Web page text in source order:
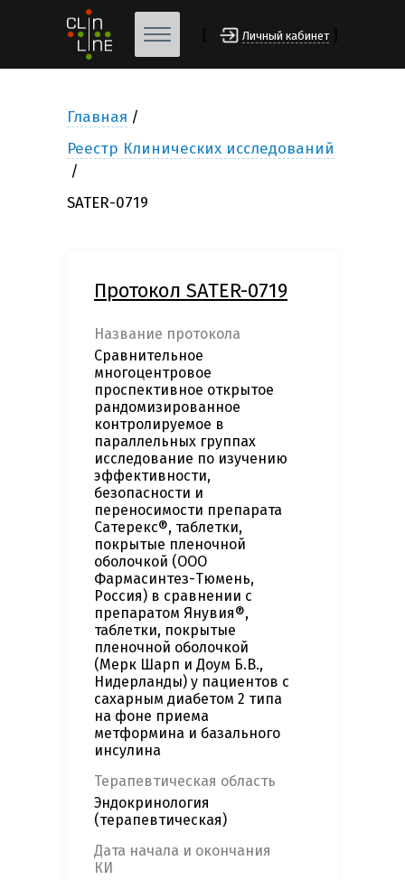
Личный кабинет
Главная
Реестр Клинических исследований
SATER-0719
Протокол SATER-0719
Название протокола
Сравнительное
многоцентровое
проспективное открытое
рандомизированное
контролируемое в
параллельных группах
исследование по изучению
эффективности,
безопасности и
переносимости препарата
Сатерекс®, таблетки,
покрытые пленочной
оболочкой (ООО
Фармасинтез-Тюмень,
Россия) в сравнении с
препаратом Янувия®,
таблетки, покрытые
пленочной оболочкой
(Мерк Шарп и Доум Б.В.,
Нидерланды) у пациентов с
сахарным диабетом 2 типа
на фоне приема
метформина и базального
инсулина
Терапевтическая область
Эндокринология
(терапевтическая)
Дата начала и окончания
КИ